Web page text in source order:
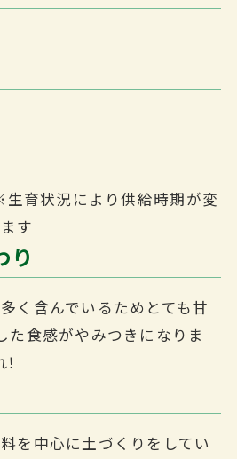
育状況により供給時期が変
す
り
く含んでいるためとても甘
た食感がやみつきになりま
を中心に土づくりをしてい